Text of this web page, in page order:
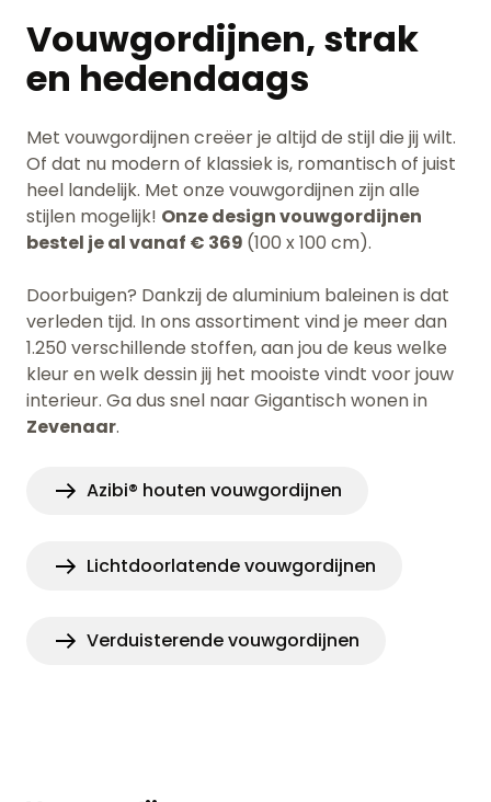
Vouwgordijnen, strak
en hedendaags
Met vouwgordijnen creëer je altijd de stijl die jij wilt.
Of dat nu modern of klassiek is, romantisch of juist
heel landelijk. Met onze vouwgordijnen zijn alle
stijlen mogelijk! Onze design vouwgordijnen
bestel je al vanaf € 369 (100 x 100 cm).
Doorbuigen? Dankzij de aluminium baleinen is dat
verleden tijd. In ons assortiment vind je meer dan
1.250 verschillende stoffen, aan jou de keus welke
kleur en welk dessin jij het mooiste vindt voor jouw
interieur. Ga dus snel naarGigantisch wonen in
Zevenaar.
Azibi® houten vouwgordijnen
Lichtdoorlatende vouwgordijnen
Verduisterende vouwgordijnen